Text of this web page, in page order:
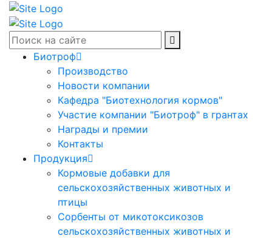
Биотроф
Производство
Новости компании
Кафедра "Биотехнология кормов"
Участие компании "Биотроф" в грантах
Награды и премии
Контакты
Продукция
Кормовые добавки для
сельскохозяйственных животных и
птицы
Сорбенты от микотоксикозов
сельскохозяйственных животных и